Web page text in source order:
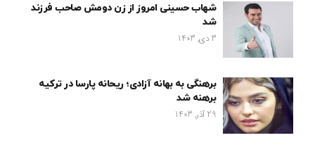
شهاب حسینی امروز از زن دومش صاحب فرزند
شد
3 دی, 1403
برهنگی به بهانه آزادی؛ ریحانه پارسا در ترکیه
برهنه شد
29 آذر, 1403